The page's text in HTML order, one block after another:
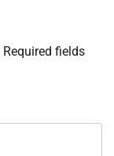
Required fields